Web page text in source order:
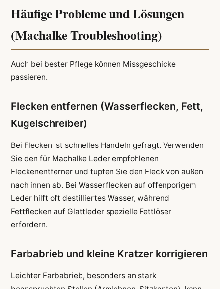
Häufige Probleme und Lösungen
(Machalke Troubleshooting)
Auch bei bester Pflege können Missgeschicke
passieren.
Flecken entfernen (Wasserflecken, Fett,
Kugelschreiber)
Bei Flecken ist schnelles Handeln gefragt. Verwenden
Sie den für Machalke Leder empfohlenen
Fleckenentferner und tupfen Sie den Fleck von außen
nach innen ab. Bei Wasserflecken auf offenporigem
Leder hilft oft destilliertes Wasser, während
Fettflecken auf Glattleder spezielle Fettlöser
erfordern.
Farbabrieb und kleine Kratzer korrigieren
Leichter Farbabrieb, besonders an stark